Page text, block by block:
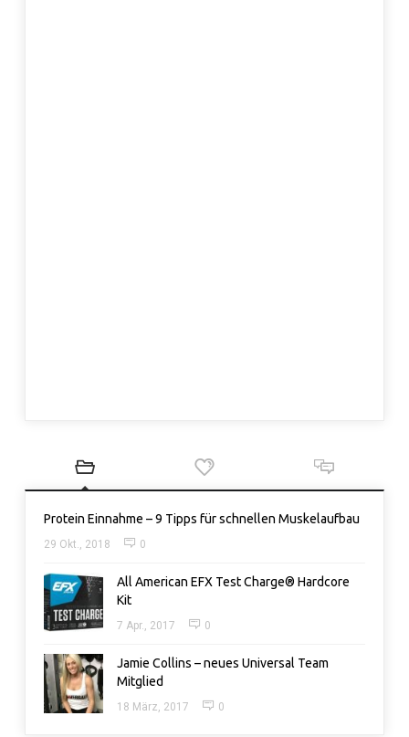
Protein Einnahme – 9 Tipps für schnellen Muskelaufbau
29 Okt., 2018 0
All American EFX Test Charge® Hardcore
Kit
7 Apr., 2017 0
Jamie Collins – neues Universal Team
Mitglied
18 März, 2017 0